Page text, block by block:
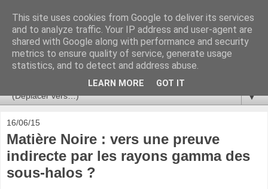
Ça se passe là haut
Astronomie, Astrophysique, Astroparticules, Cosmologie.
L'infini se contemple, indéfiniment. ISSN 2272-5768
▼
16/06/15
Matière Noire : vers une preuve
indirecte par les rayons gamma des
sous-halos ?
This site uses cookies from Google to deliver its services
and to analyze traffic. Your IP address and user-agent are
shared with Google along with performance and security
metrics to ensure quality of service, generate usage
statistics, and to detect and address abuse.
LEARN MORE GOT IT